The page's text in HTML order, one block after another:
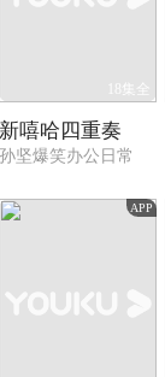
18集全
新嘻哈四重奏
孙坚爆笑办公日常
APP